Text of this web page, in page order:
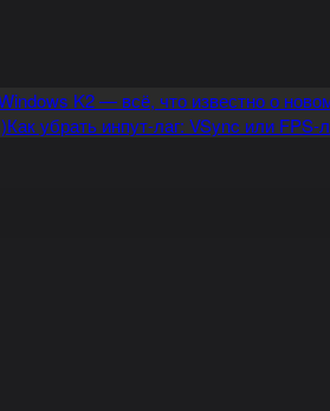
K2 — всё, что известно о
Как убрать инпут-лаг: VSync или FPS-